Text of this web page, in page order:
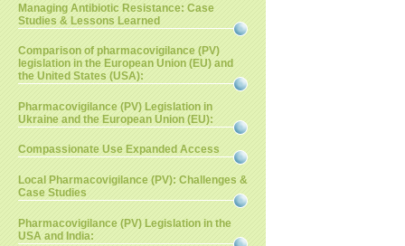
Managing Antibiotic Resistance: Case
Studies & Lessons Learned
Comparison of pharmacovigilance (PV)
legislation in the European Union (EU) and
the United States (USA):
Pharmacovigilance (PV) Legislation in
Ukraine and the European Union (EU):
Compassionate Use Expanded Access
Local Pharmacovigilance (PV): Challenges &
Case Studies
Pharmacovigilance (PV) Legislation in the
USA and India: